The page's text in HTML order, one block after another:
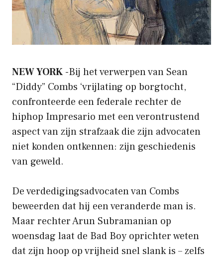
NEW YORK -Bij het verwerpen van Sean
“Diddy” Combs ‘vrijlating op borgtocht,
confronteerde een federale rechter de
hiphop Impresario met een verontrustend
aspect van zijn strafzaak die zijn advocaten
niet konden ontkennen: zijn geschiedenis
van geweld.
De verdedigingsadvocaten van Combs
beweerden dat hij een veranderde man is.
Maar rechter Arun Subramanian op
woensdag laat de Bad Boy oprichter weten
dat zijn hoop op vrijheid snel slank is – zelfs